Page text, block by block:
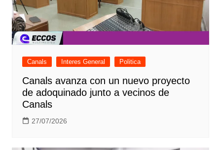
Canals Interes General Politica
Canals avanza con un nuevo proyecto
de adoquinado junto a vecinos de
Canals
27/07/2026